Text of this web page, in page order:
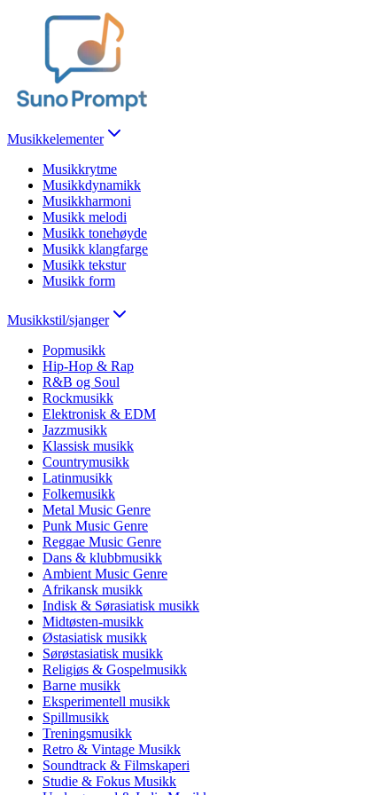
Musikkelementer
Musikkrytme
Musikkdynamikk
Musikkharmoni
Musikk melodi
Musikk tonehøyde
Musikk klangfarge
Musikk tekstur
Musikk form
Musikkstil/sjanger
Popmusikk
Hip-Hop & Rap
R&B og Soul
Rockmusikk
Elektronisk & EDM
Jazzmusikk
Klassisk musikk
Countrymusikk
Latinmusikk
Folkemusikk
Metal Music Genre
Punk Music Genre
Reggae Music Genre
Dans & klubbmusikk
Ambient Music Genre
Afrikansk musikk
Indisk & Sørasiatisk musikk
Midtøsten-musikk
Østasiatisk musikk
Sørøstasiatisk musikk
Religiøs & Gospelmusikk
Barne musikk
Eksperimentell musikk
Spillmusikk
Treningsmusikk
Retro & Vintage Musikk
Soundtrack & Filmskaperi
Studie & Fokus Musikk